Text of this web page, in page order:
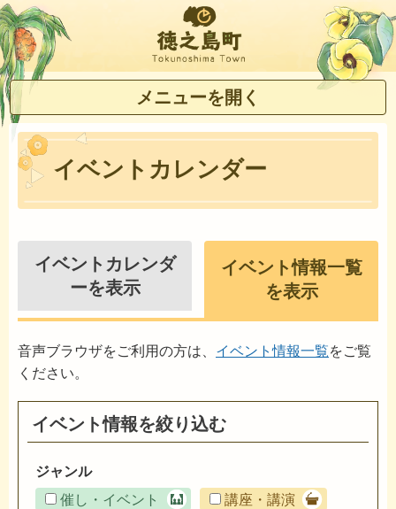
徳之島町
メニューを開く
イベントカレンダー
イベントカレンダ
ーを表示
イベント情報一覧
を表示
音声ブラウザをご利用の方は、 イベント情報一覧をご覧
ください。
イベント情報を絞り込む
ジャンル
催し・イベント
講座・講演